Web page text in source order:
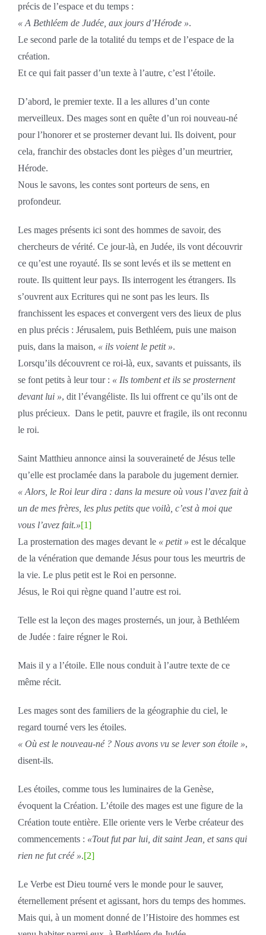
précis de l’espace et du temps :
« A Bethléem de Judée, aux jours d’Hérode ».
Le second parle de la totalité du temps et de l’espace de la
création.
Et ce qui fait passer d’un texte à l’autre, c’est l’étoile.
D’abord, le premier texte. Il a les allures d’un conte
merveilleux. Des mages sont en quête d’un roi nouveau-né
pour l’honorer et se prosterner devant lui. Ils doivent, pour
cela, franchir des obstacles dont les pièges d’un meurtrier,
Hérode.
Nous le savons, les contes sont porteurs de sens, en
profondeur.
Les mages présents ici sont des hommes de savoir, des
chercheurs de vérité. Ce jour-là, en Judée, ils vont découvrir
ce qu’est une royauté. Ils se sont levés et ils se mettent en
route. Ils quittent leur pays. Ils interrogent les étrangers. Ils
s’ouvrent aux Ecritures qui ne sont pas les leurs. Ils
franchissent les espaces et convergent vers des lieux de plus
en plus précis : Jérusalem, puis Bethléem, puis une maison
puis, dans la maison, « ils voient le petit ».
Lorsqu’ils découvrent ce roi-là, eux, savants et puissants, ils
se font petits à leur tour : « Ils tombent et ils se prosternent
devant lui », dit l’évangéliste. Ils lui offrent ce qu’ils ont de
plus précieux. Dans le petit, pauvre et fragile, ils ont reconnu
le roi.
Saint Matthieu annonce ainsi la souveraineté de Jésus telle
qu’elle est proclamée dans la parabole du jugement dernier.
« Alors, le Roi leur dira : dans la mesure où vous l’avez fait à
un de mes frères, les plus petits que voilà, c’est à moi que
vous l’avez fait.»[1]
La prosternation des mages devant le « petit » est le décalque
de la vénération que demande Jésus pour tous les meurtris de
la vie. Le plus petit est le Roi en personne.
Jésus, le Roi qui règne quand l’autre est roi.
Telle est la leçon des mages prosternés, un jour, à Bethléem
de Judée : faire régner le Roi.
Mais il y a l’étoile. Elle nous conduit à l’autre texte de ce
même récit.
Les mages sont des familiers de la géographie du ciel, le
regard tourné vers les étoiles.
« Où est le nouveau-né ? Nous avons vu se lever son étoile »,
disent-ils.
Les étoiles, comme tous les luminaires de la Genèse,
évoquent la Création. L’étoile des mages est une figure de la
Création toute entière. Elle oriente vers le Verbe créateur des
commencements : «Tout fut par lui, dit saint Jean, et sans qui
rien ne fut créé ».[2]
Le Verbe est Dieu tourné vers le monde pour le sauver,
éternellement présent et agissant, hors du temps des hommes.
Mais qui, à un moment donné de l’Histoire des hommes est